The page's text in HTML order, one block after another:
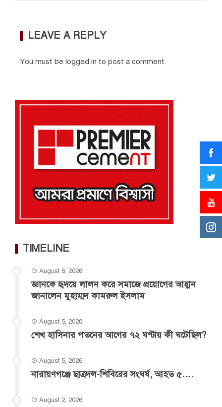
LEAVE A REPLY
You must be logged in to post a comment.
TIMELINE
August 6, 2026
জ্ঞানকে হৃদয়ে লালন করে সমাজে প্রয়োগের আহ্বান
জানালেন মুহাম্মদ কামরুল ইসলাম
August 5, 2026
শেখ হাসিনার পতনের আগের ৭২ ঘণ্টায় কী ঘটেছিল?
August 5, 2026
‎নারায়ণগঞ্জে ছাত্রদল-শিবিরের সংঘর্ষ, আহত ৫….
August 2, 2026